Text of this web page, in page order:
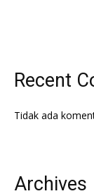
Recent
Tidak ada
Archives